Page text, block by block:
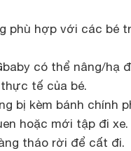
phù hợp với các bé
có thể nâng/hạ
tế của bé.
bị kèm bánh chính
hoặc mới tập đi
tháo rời để cất đi.